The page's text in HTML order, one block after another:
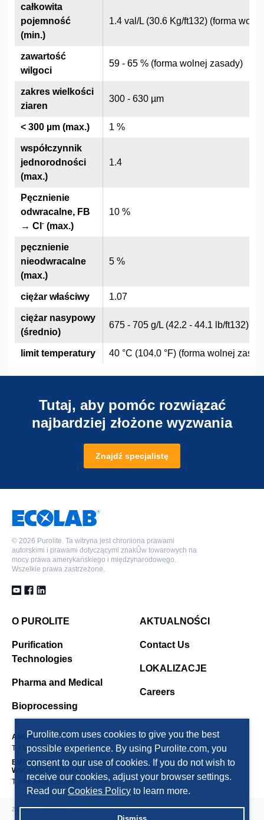
1.4 val/L (30.6 Kg/ft132) (forma
59 - 65 % (forma wolnej zasady)
300 - 630 µm
1 %
1.4
10 %
5 %
1.07
675 - 705 g/L (42.2 - 44.1 lb/ft132)
40 °C (104.0 °F) (forma wolnej
całkowita
pojemność
(min.)
zawartość
wilgoci
zakres wielkości
ziaren
< 300 µm (max.)
współczynnik
jednorodności
(max.)
Pęcznienie
odwracalne, FB
→ Cl - (max.)
pęcznienie
nieodwracalne
(max.)
ciężar właściwy
ciężar nasypowy
(średnio)
limit temperatury
Purolite.com uses cookies to give you the best
possible experience. By using Purolite.com, you
consent to our use of cookies. If you do not wish to
receive our cookies, adjust your browser settings.
Read our Cookies Policy to learn more.
Tutaj, aby pomóc rozwiązać
najbardziej złożone wyzwania
Znajdź specjalistę
© 2026 Purolite. Ta witryna jest chroniona prawami
autorskimi i prawami dotyczącymi znakÛw towarowych na
mocy prawa amerykańskiego i międzynarodowego.
Wszelkie prawa zastrzeżone.
O PUROLITE
Purification
Technologies
Pharma and Medical
Bioprocessing
AKTUALNOŚCI
Contact Us
LOKALIZACJE
Careers
AMERICAS
T +1 610 668 9090
ASIA PACIFIC
T +86 571 876 31382
EMEA(EUROPA, ŚRODKOWY
WSCHÓD I AFRYKA)
T +44 1443 229334
FSU
T +7 495 363 5056
ZASADY I WARUNKI